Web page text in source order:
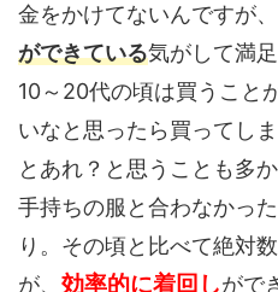
金をかけてないんですが
ができている気がして満
10～20代の頃は買うこと
いなと思ったら買ってし
とあれ？と思うことも多か
手持ちの服と合わなかっ
り。その頃と比べて絶対
が、 効率的に着回しがで